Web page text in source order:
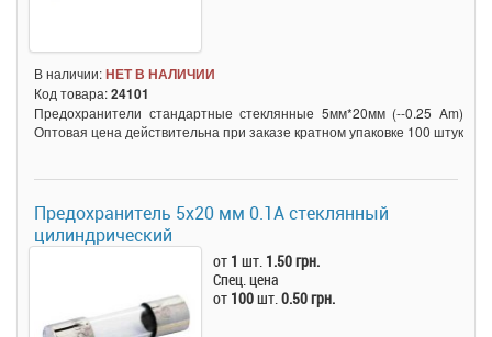
В наличии:НЕТ В НАЛИЧИИ
Код товара:24101
Предохранители стандартные стеклянные 5мм*20мм (--0.25 Am)
Оптовая цена действительна при заказе кратном упаковке 100 штук
Предохранитель 5x20 мм 0.1A стеклянный
цилиндрический
от 1 шт. 1.50 грн.
Спец. цена
от 100шт.0.50 грн.